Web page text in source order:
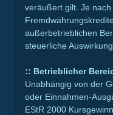
veräußert gilt. Je
außerbetrieblichen
steuerliche
:: Betrieblicher
Unabhängig von der
oder Einnahmen-
EStR 2000